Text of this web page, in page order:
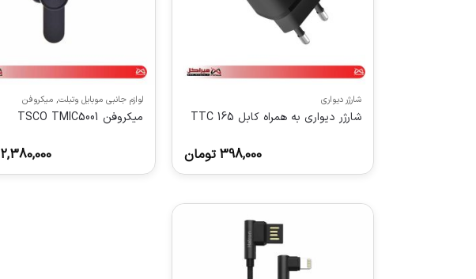
شارژر دیواری
شارژر دیواری به همراه کابل TTC 165
398,000 تومان
لوازم جانبی موبایل وتبلت,میکروفن
میکروفن TSCO TMIC5001
2,380,000